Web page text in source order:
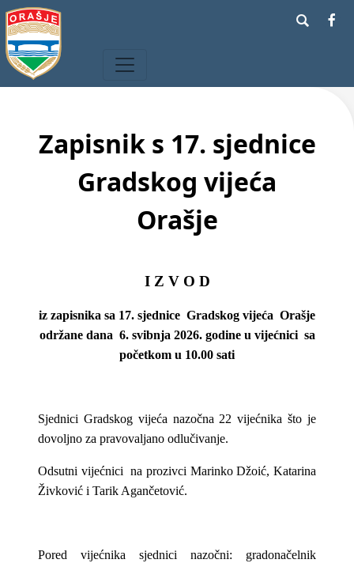
Zapisnik s 17. sjednice
Gradskog vijeća
Orašje
I Z V O D
iz zapisnika sa 17. sjednice Gradskog vijeća Orašje
održane dana 6. svibnja 2026. godine u vijećnici sa
početkom u 10.00 sati
Sjednici Gradskog vijeća nazočna 22 vijećnika što je
dovoljno za pravovaljano odlučivanje.
Odsutni vijećnici na prozivci Marinko Džoić, Katarina
Živković i Tarik Agančetović.
Pored vijećnika sjednici nazočni: gradonačelnik